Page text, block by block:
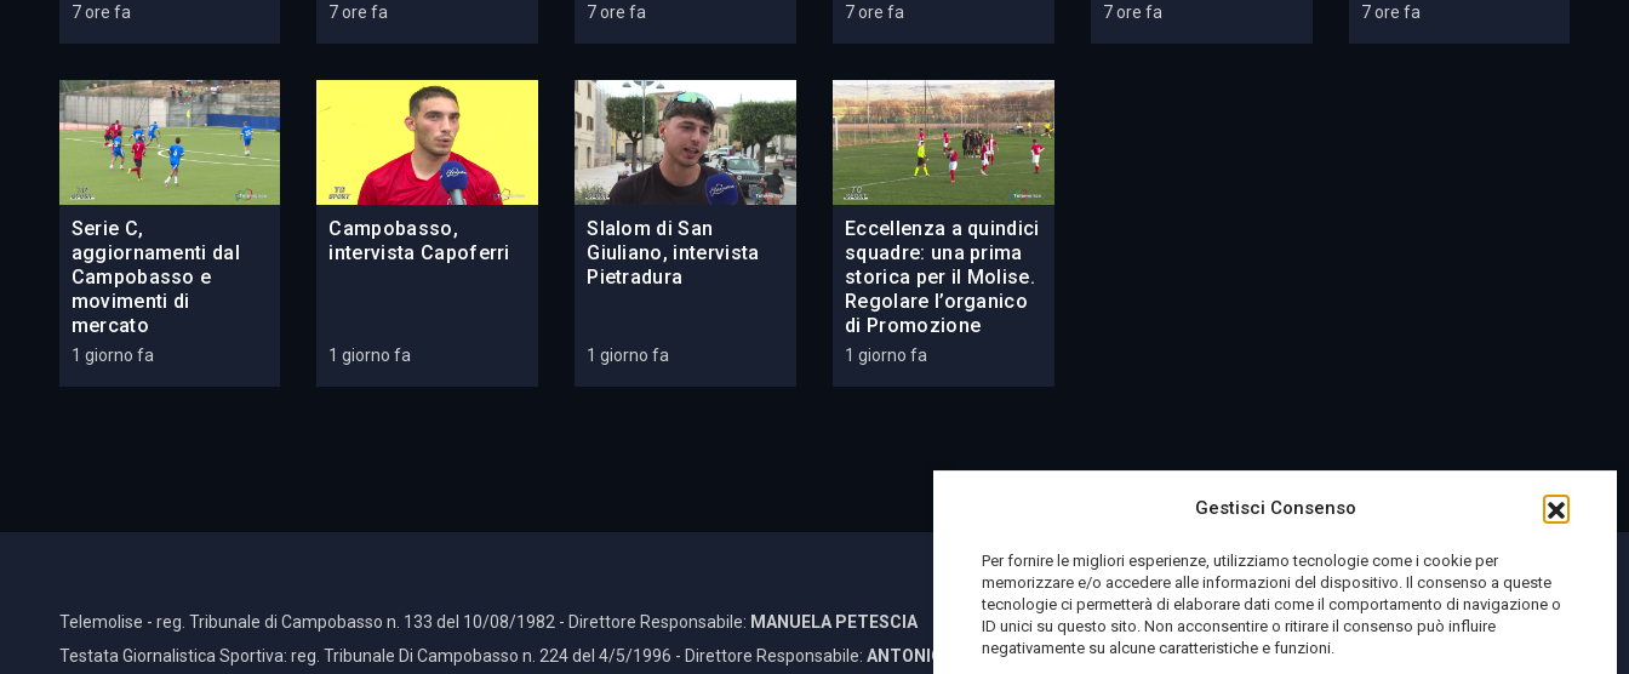
Gestisci Consenso
Per fornire le migliori esperienze, utilizziamo tecnologie come i cookie per
memorizzare e/o accedere alle informazioni del dispositivo. Il consenso a queste
tecnologie ci permetterà di elaborare dati come il comportamento di navigazione o
ID unici su questo sito. Non acconsentire o ritirare il consenso può influire
negativamente su alcune caratteristiche e funzioni.
7 ore fa 7 ore fa 7 ore fa 7 ore fa 7 ore fa 7 ore fa
Serie C,
aggiornamenti dal
Campobasso e
movimenti di
mercato
1 giorno fa
Campobasso,
intervista Capoferri
1 giorno fa
Slalom di San
Giuliano, intervista
Pietradura
1 giorno fa
Eccellenza a quindici
squadre: una prima
storica per il Molise.
Regolare l’organico
di Promozione
1 giorno fa
Telemolise - reg. Tribunale di Campobasso n. 133 del 10/08/1982 - Direttore Responsabile: MANUELA PETESCIA
Testata Giornalistica Sportiva: reg. Tribunale Di Campobasso n. 224 del 4/5/1996 - Direttore Responsabile: ANTONIO DI LALLO